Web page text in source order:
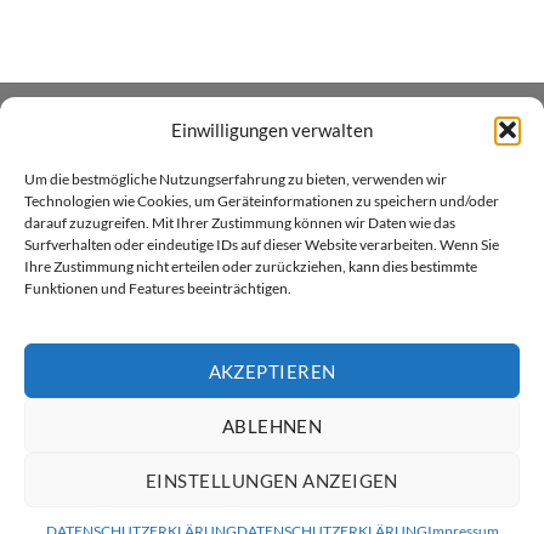
Einwilligungen verwalten
Um die bestmögliche Nutzungserfahrung zu bieten, verwenden wir
Technologien wie Cookies, um Geräteinformationen zu speichern und/oder
darauf zuzugreifen. Mit Ihrer Zustimmung können wir Daten wie das
Surfverhalten oder eindeutige IDs auf dieser Website verarbeiten. Wenn Sie
Ihre Zustimmung nicht erteilen oder zurückziehen, kann dies bestimmte
Funktionen und Features beeinträchtigen.
AKZEPTIEREN
ABLEHNEN
EINSTELLUNGEN ANZEIGEN
Xenial GmbH betreibt den Heim- und Handwerker -
Onlineshop xenial.ch für Holzpflegeprodukte, Farben und
Sprayfarben. Wir sind in Küssnacht am Rigi zu Hause.
Visa MasterCard
ÜBER XENIAL GMBH VERSAND & LIEFERUNG
RÜCKGABERICHTLINIEN KONTAKT
Copyright 2026 ©ratsam